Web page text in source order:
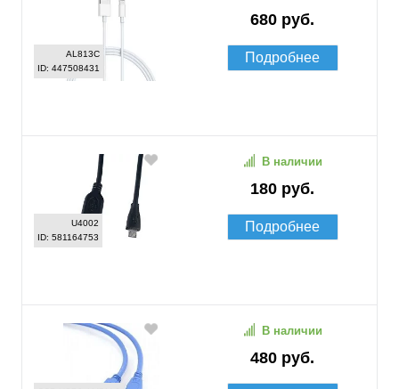
AL813C
ID: 447508431
680 руб.
Подробнее
U4002
ID: 581164753
180 руб.
В наличии
Подробнее
480 руб.
В наличии